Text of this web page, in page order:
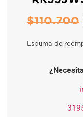
$110.700
Espuma de